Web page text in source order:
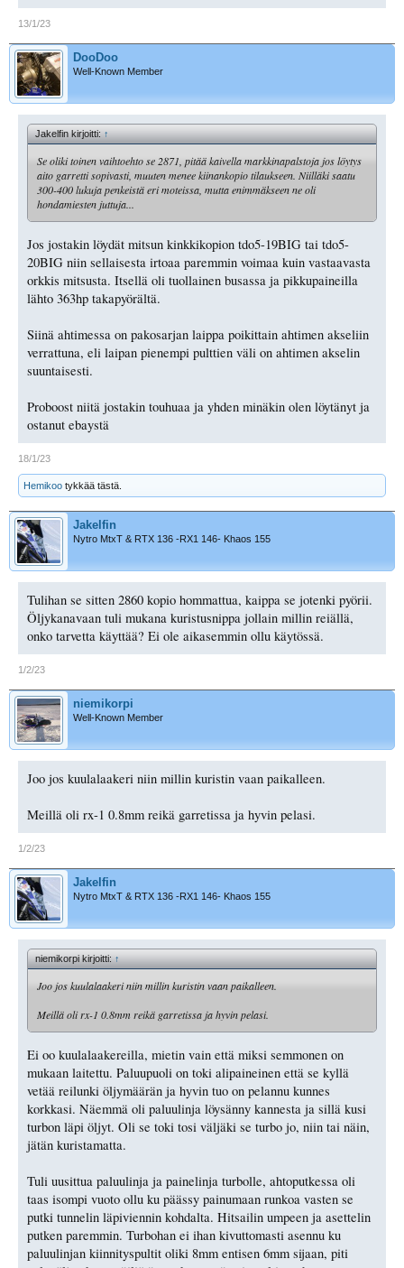
13/1/23
DooDoo
Well-Known Member
Jakelfin kirjoitti:↑
Se oliki toinen vaihtoehto se 2871, pitää kaivella markkinapalstoja jos löytys
aito garretti sopivasti, muuten menee kiinankopio tilaukseen. Niilläki saatu
300-400 lukuja penkeistä eri moteissa, mutta enimmäkseen ne oli
hondamiesten juttuja...
Jos jostakin löydät mitsun kinkkikopion tdo5-19BIG tai tdo5-
20BIG niin sellaisesta irtoaa paremmin voimaa kuin vastaavasta
orkkis mitsusta. Itsellä oli tuollainen busassa ja pikkupaineilla
lähto 363hp takapyörältä.
Siinä ahtimessa on pakosarjan laippa poikittain ahtimen akseliin
verrattuna, eli laipan pienempi pulttien väli on ahtimen akselin
suuntaisesti.
Proboost niitä jostakin touhuaa ja yhden minäkin olen löytänyt ja
ostanut ebaystä
18/1/23
Hemikoo tykkää tästä.
Jakelfin
Nytro MtxT & RTX 136 -RX1 146- Khaos 155
Tulihan se sitten 2860 kopio hommattua, kaippa se jotenki pyörii.
Öljykanavaan tuli mukana kuristusnippa jollain millin reiällä,
onko tarvetta käyttää? Ei ole aikasemmin ollu käytössä.
1/2/23
niemikorpi
Well-Known Member
Joo jos kuulalaakeri niin millin kuristin vaan paikalleen.
Meillä oli rx-1 0.8mm reikä garretissa ja hyvin pelasi.
1/2/23
Jakelfin
Nytro MtxT & RTX 136 -RX1 146- Khaos 155
niemikorpi kirjoitti:↑
Joo jos kuulalaakeri niin millin kuristin vaan paikalleen.
Meillä oli rx-1 0.8mm reikä garretissa ja hyvin pelasi.
Ei oo kuulalaakereilla, mietin vain että miksi semmonen on
mukaan laitettu. Paluupuoli on toki alipaineinen että se kyllä
vetää reilunki öljymäärän ja hyvin tuo on pelannu kunnes
korkkasi. Näemmä oli paluulinja löysänny kannesta ja sillä kusi
turbon läpi öljyt. Oli se toki tosi väljäki se turbo jo, niin tai näin,
jätän kuristamatta.
Tuli uusittua paluulinja ja painelinja turbolle, ahtoputkessa oli
taas isompi vuoto ollu ku päässy painumaan runkoa vasten se
putki tunnelin läpiviennin kohdalta. Hitsailin umpeen ja asettelin
putken paremmin. Turbohan ei ihan kivuttomasti asennu ku
paluulinjan kiinnityspultit oliki 8mm entisen 6mm sijaan, piti